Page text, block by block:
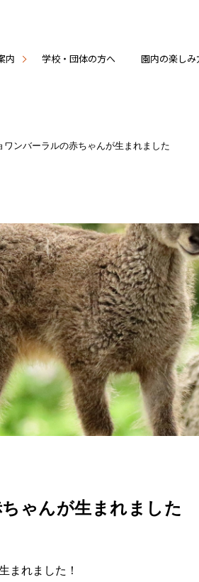
内 学校・団体の方へ 園内の楽し
ワンバーラルの赤ちゃんが生まれました
ゃんが生まれました
まれました！